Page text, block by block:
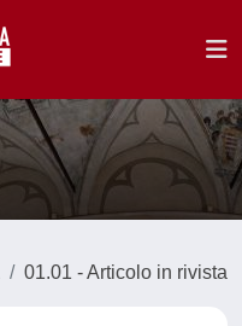
01.01 - Articolo in rivista